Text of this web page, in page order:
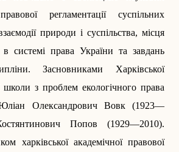
регламентації суспільних
природи і суспільства, місця
в системі права України та завдань
Засновниками Харківської
школи з проблем екологічного права
Олександрович Вовк (1923—
Попов (1929—2010).
харківської академічної правової